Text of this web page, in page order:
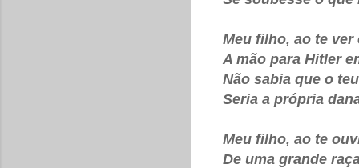
Meu filho, ao te ver
A mão para Hitler
Não sabia que o
Seria a própria
Meu filho, ao te
De uma grande